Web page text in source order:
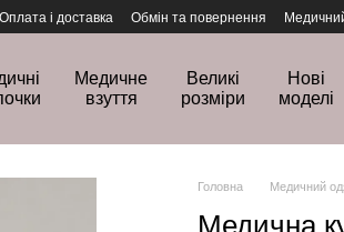
Оплата і доставка Обмін та повернення
Медичне
взуття
Великі
розміри
Нові
моделі
Головна Медичний
Медична